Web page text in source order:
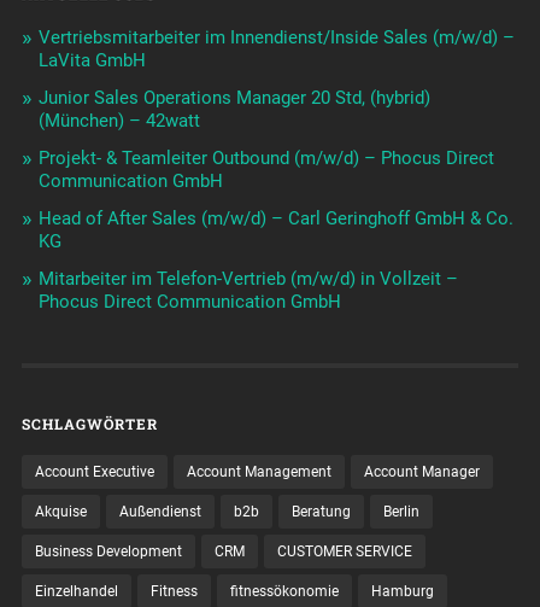
Vertriebsmitarbeiter im Innendienst/Inside Sales (m/w/d) –
LaVita GmbH
Junior Sales Operations Manager 20 Std, (hybrid)
(München) – 42watt
Projekt- & Teamleiter Outbound (m/w/d) – Phocus Direct
Communication GmbH
Head of After Sales (m/w/d) – Carl Geringhoff GmbH & Co.
KG
Mitarbeiter im Telefon-Vertrieb (m/w/d) in Vollzeit –
Phocus Direct Communication GmbH
SCHLAGWÖRTER
Account Executive Account Management Account Manager
Akquise Außendienst b2b Beratung Berlin
Business Development CRM CUSTOMER SERVICE
Einzelhandel Fitness fitnessökonomie Hamburg